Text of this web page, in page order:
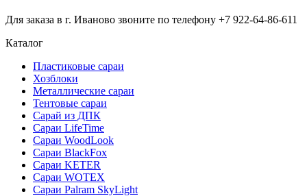
Для заказа в г. Иваново звоните по телефону +7 922-64-86-611
Каталог
Пластиковые сараи
Хозблоки
Металлические сараи
Тентовые сараи
Сарай из ДПК
Cараи LifeTime
Cараи WoodLook
Сараи BlackFox
Сараи KETER
Сараи WOTEX
Сараи Palram SkyLight